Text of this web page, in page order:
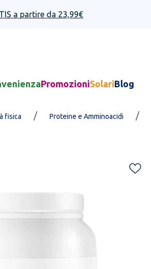
a partire da 23,99€
PromozioniSolariBlog
fisica / Proteine e Amminoacidi /